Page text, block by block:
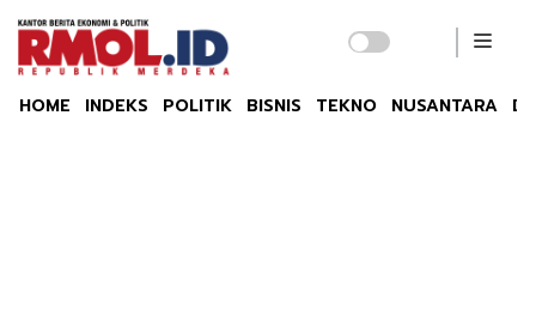
HOME INDEKS POLITIK BISNIS TEKNO NUSANTARA